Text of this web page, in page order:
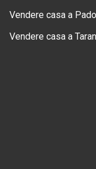
Vendere casa a
Vendere casa a